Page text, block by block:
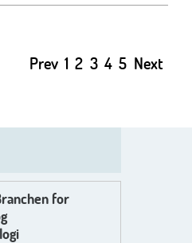
Prev 1 2 3 4 5 Next
for